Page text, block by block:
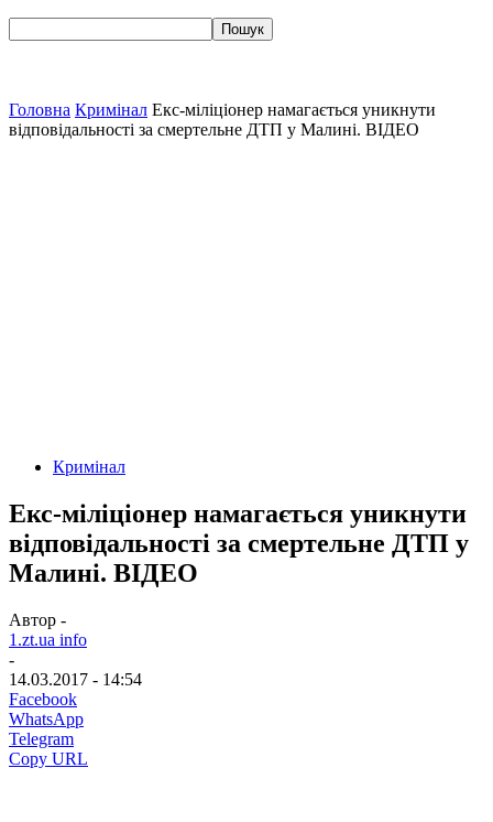
Головна Кримінал Екс-міліціонер намагається уникнути
відповідальності за смертельне ДТП у Малині. ВІДЕО
Кримінал
Екс-міліціонер намагається уникнути
відповідальності за смертельне ДТП у
Малині. ВІДЕО
Автор -
1.zt.ua info
-
14.03.2017 - 14:54
Facebook
WhatsApp
Telegram
Copy URL